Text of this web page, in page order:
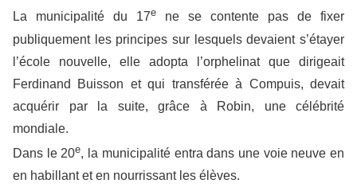
La municipalité du 17e ne se contente pas de fixer
publiquement les principes sur lesquels devaient s’étayer
l’école nouvelle, elle adopta l’orphelinat que dirigeait
Ferdinand Buisson et qui transférée à Compuis, devait
acquérir par la suite, grâce à Robin, une célébrité
mondiale.
Dans le 20e, la municipalité entra dans une voie neuve en
en habillant et en nourrissant les élèves.